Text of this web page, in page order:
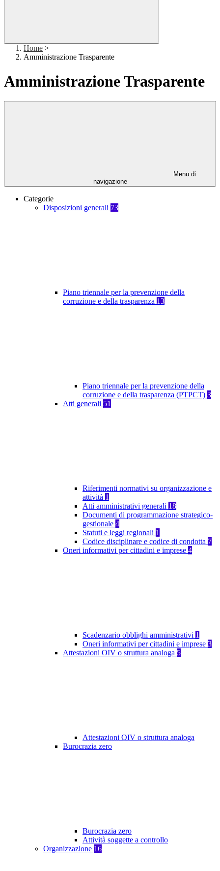
Home >
Amministrazione Trasparente
Amministrazione Trasparente
Menu di
navigazione
Categorie
Disposizioni generali 73
Piano triennale per la prevenzione della
corruzione e della trasparenza 13
Piano triennale per la prevenzione della
corruzione e della trasparenza (PTPCT) 3
Atti generali 51
Riferimenti normativi su organizzazione e
attività 1
Atti amministrativi generali 18
Documenti di programmazione strategico-
gestionale 4
Statuti e leggi regionali 1
Codice disciplinare e codice di condotta 7
Oneri informativi per cittadini e imprese 4
Scadenzario obblighi amministrativi 1
Oneri informativi per cittadini e imprese 3
Attestazioni OIV o struttura analoga 5
Attestazioni OIV o struttura analoga
Burocrazia zero
Burocrazia zero
Attività soggette a controllo
Organizzazione 16